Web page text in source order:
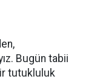
Bugün tabii
tutukluluk